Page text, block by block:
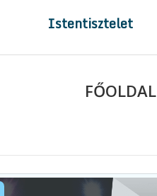
Istentisztelet
FŐOLDAL